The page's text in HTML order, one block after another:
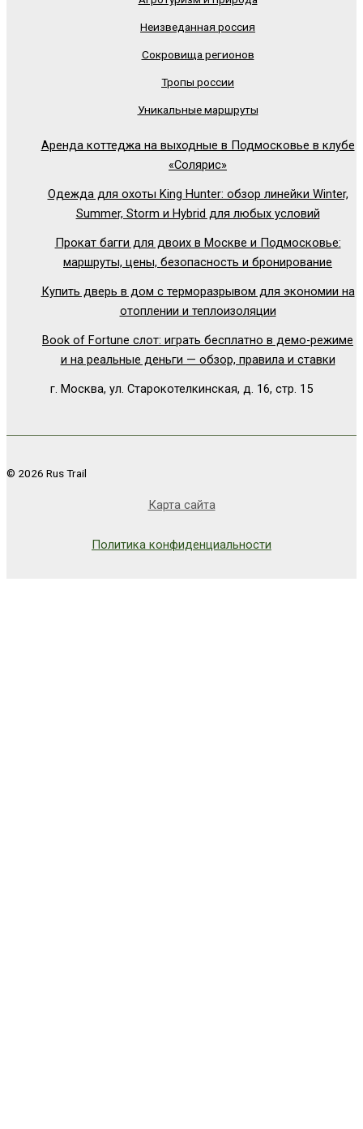
Неизведанная россия
Сокровища регионов
Тропы россии
Уникальные маршруты
Аренда коттеджа на выходные в Подмосковье в клубе
«Солярис»
Одежда для охоты King Hunter: обзор линейки Winter,
Summer, Storm и Hybrid для любых условий
Прокат багги для двоих в Москве и Подмосковье:
маршруты, цены, безопасность и бронирование
Купить дверь в дом с терморазрывом для экономии на
отоплении и теплоизоляции
Book of Fortune слот: играть бесплатно в демо-режиме
и на реальные деньги — обзор, правила и ставки
г. Москва, ул. Старокотелкинская, д. 16, стр. 15
© 2026 Rus Trail
Карта сайта
Политика конфиденциальности